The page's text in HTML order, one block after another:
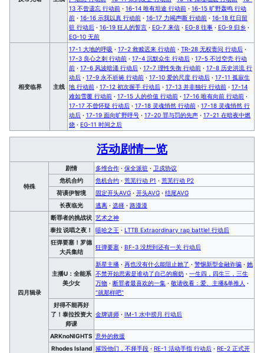
13 不曾遗忘 行动前 · 16-14 唯有坦途 行动前 · 16-15 旷野轰鸣 行动
前 · 16-16 示我以真 行动前 · 16-17 力竭声嘶 行动前 · 16-18 红日留
驻 行动后 · 16-19 狂人的誓言 · EG-7 来信 · EG-8 往事 · EG-9 归乡 ·
EG-10 无前
相变临界 主线
17-1 大地的呼吸 · 17-2 救赎迟来 行动前 · TR-28 无权责问 行动后 ·
17-3 良心之刺 行动前 · 17-4 沉默众生 行动后 · 17-5 不过空壳 行动
前 · 17-6 风波暗涌 行动后 · 17-7 理性失衡 行动前 · 17-8 历史洪流 行
动后 · 17-9 永不祈祷 行动前 · 17-10 爱的尺度 行动后 · 17-11 孤寂生
地 行动前 · 17-12 初次握手 行动后 · 17-13 并非独行 行动前 · 17-14
难如雪覆 行动前 · 17-15 人的价值 行动前 · 17-16 唯有向前 行动前 ·
17-17 不曾怀疑 行动后 · 17-18 灵魂悄然 行动前 · 17-18 灵魂悄然 行
动后 · 17-19 面向旷野呼号 · 17-20 罪与罚的先声 · 17-21 在暗夜中燃
烧 · EG-11 时间之后
活动剧情一览
特殊
剧情 多维合作 · 保全派驻 · 卫戍协议
危机合约
危机合约 · 荒芜行动 P1 · 荒芜行动 P2
荷谟伊智境
固定开头AVG · 开头AVG · 结尾AVG
长夜临光
逃离 · 选择 · 路漫漫
四月辑录
断罪者的挑战状 艺术之神
泰拉 说唱之夜！
嘻哈之王 · LTTB Extraordinary rap battle! 行动后
狂弹要塞！罗德
大兵集结
狂弹要塞 · BF-3 没想到还有一关 行动后
主播U：全能系
美少女
新星主播 · 再也没有什么能阻止她了 · 警惕新型金融诈骗 · 她
不禁开始思索是谁动了自己的瘤奶 · 一生四，四生三，三生
万物 · 断罪者最喜欢的一集 · 敬请收看：爱、主播&单推人 ·
“就那样吧”
好得不能再好
了！泰拉投资大
师课
金牌讲师 · IM-1 水中捞月 行动后
ARKnoNIGHTS 意外的救援
Rhodes Island 摧毁他们，不择手段 · RE-1 活动手指 行动后 · RE-2 正式开